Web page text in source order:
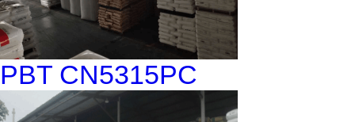
PBT CN5315PC